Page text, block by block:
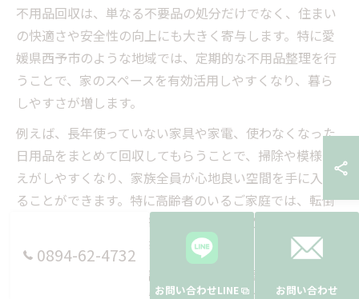
不用品回収は、単なる不要品の処分だけでなく、住まい
の快適さや安全性の向上にも大きく寄与します。特に愛
媛県西予市のような地域では、定期的な不用品整理を行
うことで、家のスペースを有効活用しやすくなり、暮ら
しやすさが増します。
例えば、長年使っていない家具や家電、使わなくなった
日用品をまとめて回収してもらうことで、掃除や模様替
えがしやすくなり、家族全員が心地良い空間を手に入れ
ることができます。特に高齢者のいるご家庭では、転倒
リスクの低減や動線の確保にも役立つため、安心して暮
らせる環境づくりに直結します。
不用品回収の豊富な経験を持つ業者に依頼すれば、分別
0894-62-4732
お問い合わせLINE お問い合わせ